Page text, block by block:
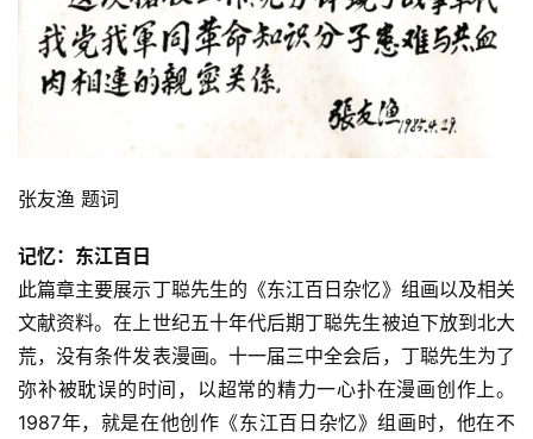
夜
图
容
易
寫
錯
用
錯
张友渔 题词
记忆：东江百日
此篇章主要展示丁聪先生的《东江百日杂忆》组画以及相关
文献资料。在上世纪五十年代后期丁聪先生被迫下放到北大
荒，没有条件发表漫画。十一届三中全会后，丁聪先生为了
弥补被耽误的时间，以超常的精力一心扑在漫画创作上。
1987年，就是在他创作《东江百日杂忆》组画时，他在不